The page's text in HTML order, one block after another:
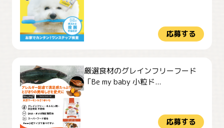
応募する
厳選食材のグレインフリーフード
「Be my baby 小粒ド...
応募する